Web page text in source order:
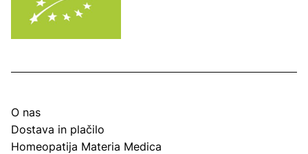
O nas
Dostava in plačilo
Homeopatija Materia Medica